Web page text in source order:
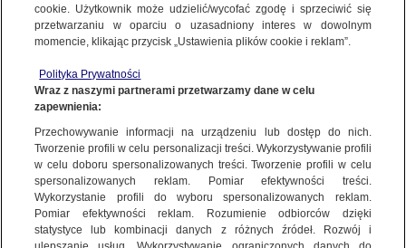
W styczniu 2016 ID nadal ma unikalny profil widza, o czym świadczą
znakomite indeksy dopasowania w miejskich, kobiecych grupach
wysokie AFF w grupie kobiet mieszkających w miastach powyżej 100
tys. - AFF 284(W 25-24, miasta 100k+ vs. A 16-49). Jednak
najwyższe AFF kanał niezmiennie osiąga w grupie kobiet W 16-49,
w styczniu 2016, to ponad 4,88 milionów widzów.
Seria „W sieci kłamstw” opowiada o mrocznym świecie
internetowych randek. Czy możemy być pewni, że osoba, z którą
rozmawiamy na czacie kryjąca się za ekranem swojego komputera,
jest naprawdę tym, za kogo się podaje? Seria przedstawia historie
niewinnych osób, złowionych w złowrogą sieć niegodziwych i
wyrachowanych przestępców gotowych na wszystko. W jednym z
cookie. Użytkownik może udzielić/wycofać zgodę i sprzeciwić się
przetwarzaniu w oparciu o uzasadniony interes w dowolnym
momencie, klikając przycisk „Ustawienia plików cookie i reklam”.
Polityka Prywatności
Wraz z naszymi partnerami przetwarzamy dane w celu
zapewnienia:
Przechowywanie informacji na urządzeniu lub dostęp do nich.
Tworzenie profili w celu personalizacji treści. Wykorzystywanie profili
w celu doboru spersonalizowanych treści. Tworzenie profili w celu
spersonalizowanych reklam. Pomiar efektywności treści.
Wykorzystanie profili do wyboru spersonalizowanych reklam.
Pomiar efektywności reklam. Rozumienie odbiorców dzięki
statystyce lub kombinacji danych z różnych źródeł. Rozwój i